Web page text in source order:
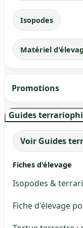
Isopodes
Matériel
Promotions
Guides
Voir Guides
Fiches d'élevage
Isopodes &
Fiche d'élevage